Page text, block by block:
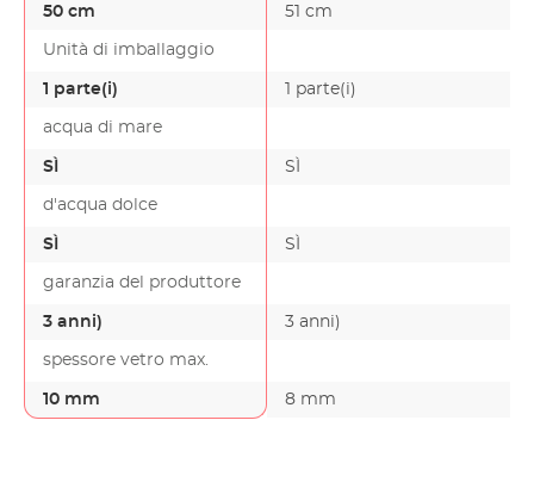
50 cm 51 cm
Unità di imballaggio
1 parte(i) 1 parte(i)
acqua di mare
SÌ SÌ
d'acqua dolce
SÌ SÌ
garanzia del produttore
3 anni) 3 anni)
spessore vetro max.
10 mm 8 mm